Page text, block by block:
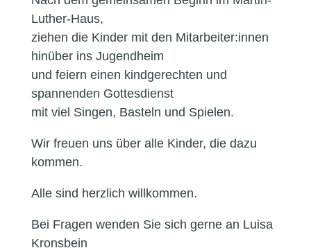
Luther-Haus,
ziehen die Kinder mit den Mitarbeiter:innen
hinüber ins Jugendheim
und feiern einen kindgerechten und
spannenden Gottesdienst
mit viel Singen, Basteln und Spielen.
Wir freuen uns über alle Kinder, die dazu
kommen.
Alle sind herzlich willkommen.
Bei Fragen wenden Sie sich gerne an Luisa
Kronsbein